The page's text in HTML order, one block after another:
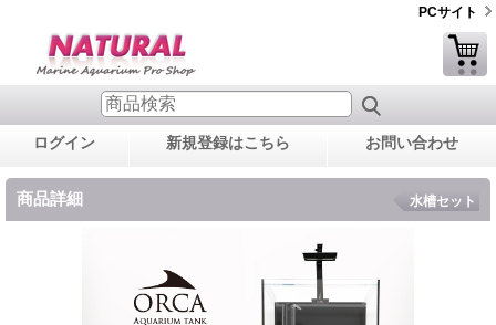
PCサイト
ログイン 新規登録はこちら お問い合わせ
商品詳細 水槽セット